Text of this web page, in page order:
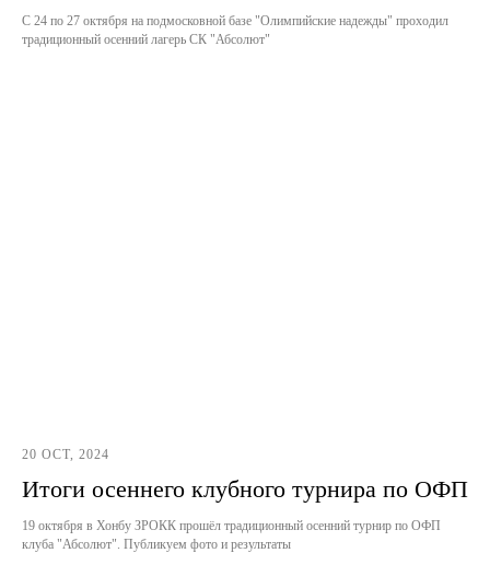
С 24 по 27 октября на подмосковной базе "Олимпийские надежды" проходил
традиционный осенний лагерь СК "Абсолют"
20 OCT, 2024
Итоги осеннего клубного турнира по ОФП
19 октября в Хонбу ЗРОКК прошёл традиционный осенний турнир по ОФП
клуба "Абсолют". Публикуем фото и результаты